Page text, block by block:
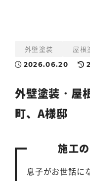
外壁塗装 屋根
2026.06.20
外壁塗装 ・ 屋
町、A様邸
施工
息子がお世話に